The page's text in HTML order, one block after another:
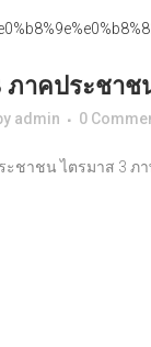
ภาคประช
admin 0
ระชาชน ไตรมาส